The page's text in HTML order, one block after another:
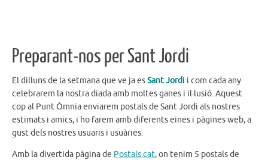
Preparant-nos per Sant Jordi
El dilluns de la setmana que ve ja esSant Jordi i com cada any
celebrarem la nostra diada amb moltes ganes i il·lusió. Aquest
cop al Punt Òmnia enviarem postals de Sant Jordi als nostres
estimats i amics, i ho farem amb diferents eines i pàgines web, a
gust dels nostres usuaris i usuàries.
Amb la divertida pàgina de Postals.cat, on tenim 5 postals de